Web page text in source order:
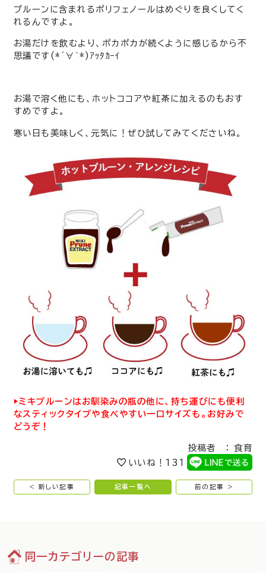
プルーンに含まれるポリフェノールはめぐりを良くしてく
れるんですよ。
お湯だけを飲むより、ポカポカが続くように感じるから不
思議です (*´∀｀*)ｱｯﾀｶｰｲ
お湯で溶く他にも、ホットココアや紅茶に加えるのもおす
すめですよ。
寒い日も美味しく、元気に！ぜひ試してみてくださいね。
▶︎ミキプルーンはお馴染みの瓶の他に、持ち運びにも便利
なスティックタイプや食べやすい一口サイズも。お好みで
どうぞ！
投稿者 ： 食育
いいね！ 131
< 新しい記事 記事一覧へ 前の記事 >
同一カテゴリーの記事